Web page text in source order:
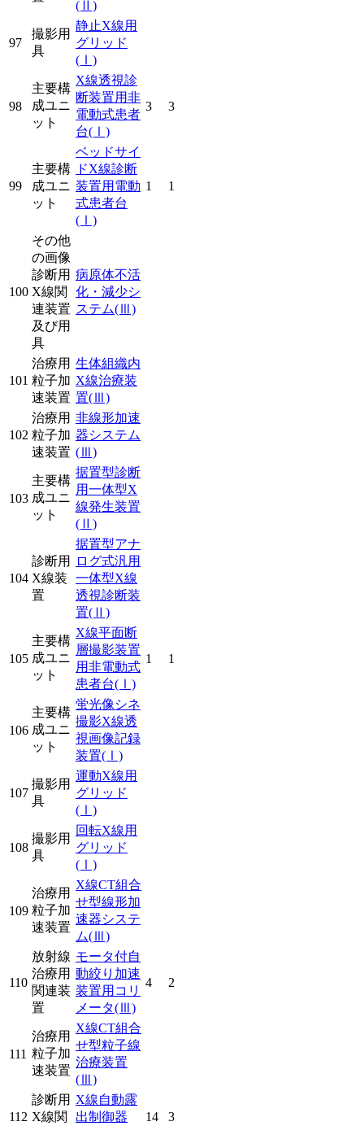
(Ⅱ)
97
撮影用
具
静止X線用
グリッド
(Ⅰ)
98
主要構
成ユニ
ット
X線透視診
断装置用非
電動式患者
台(Ⅰ)
3 3
99
主要構
成ユニ
ット
ベッドサイ
ドX線診断
装置用電動
式患者台
(Ⅰ)
1 1
100
その他
の画像
診断用
X線関
連装置
及び用
具
病原体不活
化・減少シ
ステム(Ⅲ)
101
治療用
粒子加
速装置
生体組織内
X線治療装
置(Ⅲ)
102
治療用
粒子加
速装置
非線形加速
器システム
(Ⅲ)
103
主要構
成ユニ
ット
据置型診断
用一体型X
線発生装置
(Ⅱ)
104
診断用
X線装
置
据置型アナ
ログ式汎用
一体型X線
透視診断装
置(Ⅱ)
105
主要構
成ユニ
ット
X線平面断
層撮影装置
用非電動式
患者台(Ⅰ)
1 1
106
主要構
成ユニ
ット
蛍光像シネ
撮影X線透
視画像記録
装置(Ⅰ)
107
撮影用
具
運動X線用
グリッド
(Ⅰ)
108
撮影用
具
回転X線用
グリッド
(Ⅰ)
109
治療用
粒子加
速装置
X線CT組合
せ型線形加
速器システ
ム(Ⅲ)
110
放射線
治療用
関連装
置
モータ付自
動絞り加速
装置用コリ
メータ(Ⅲ)
4 2
111
治療用
粒子加
速装置
X線CT組合
せ型粒子線
治療装置
(Ⅲ)
112
診断用
X線関
X線自動露
出制御器
14 3